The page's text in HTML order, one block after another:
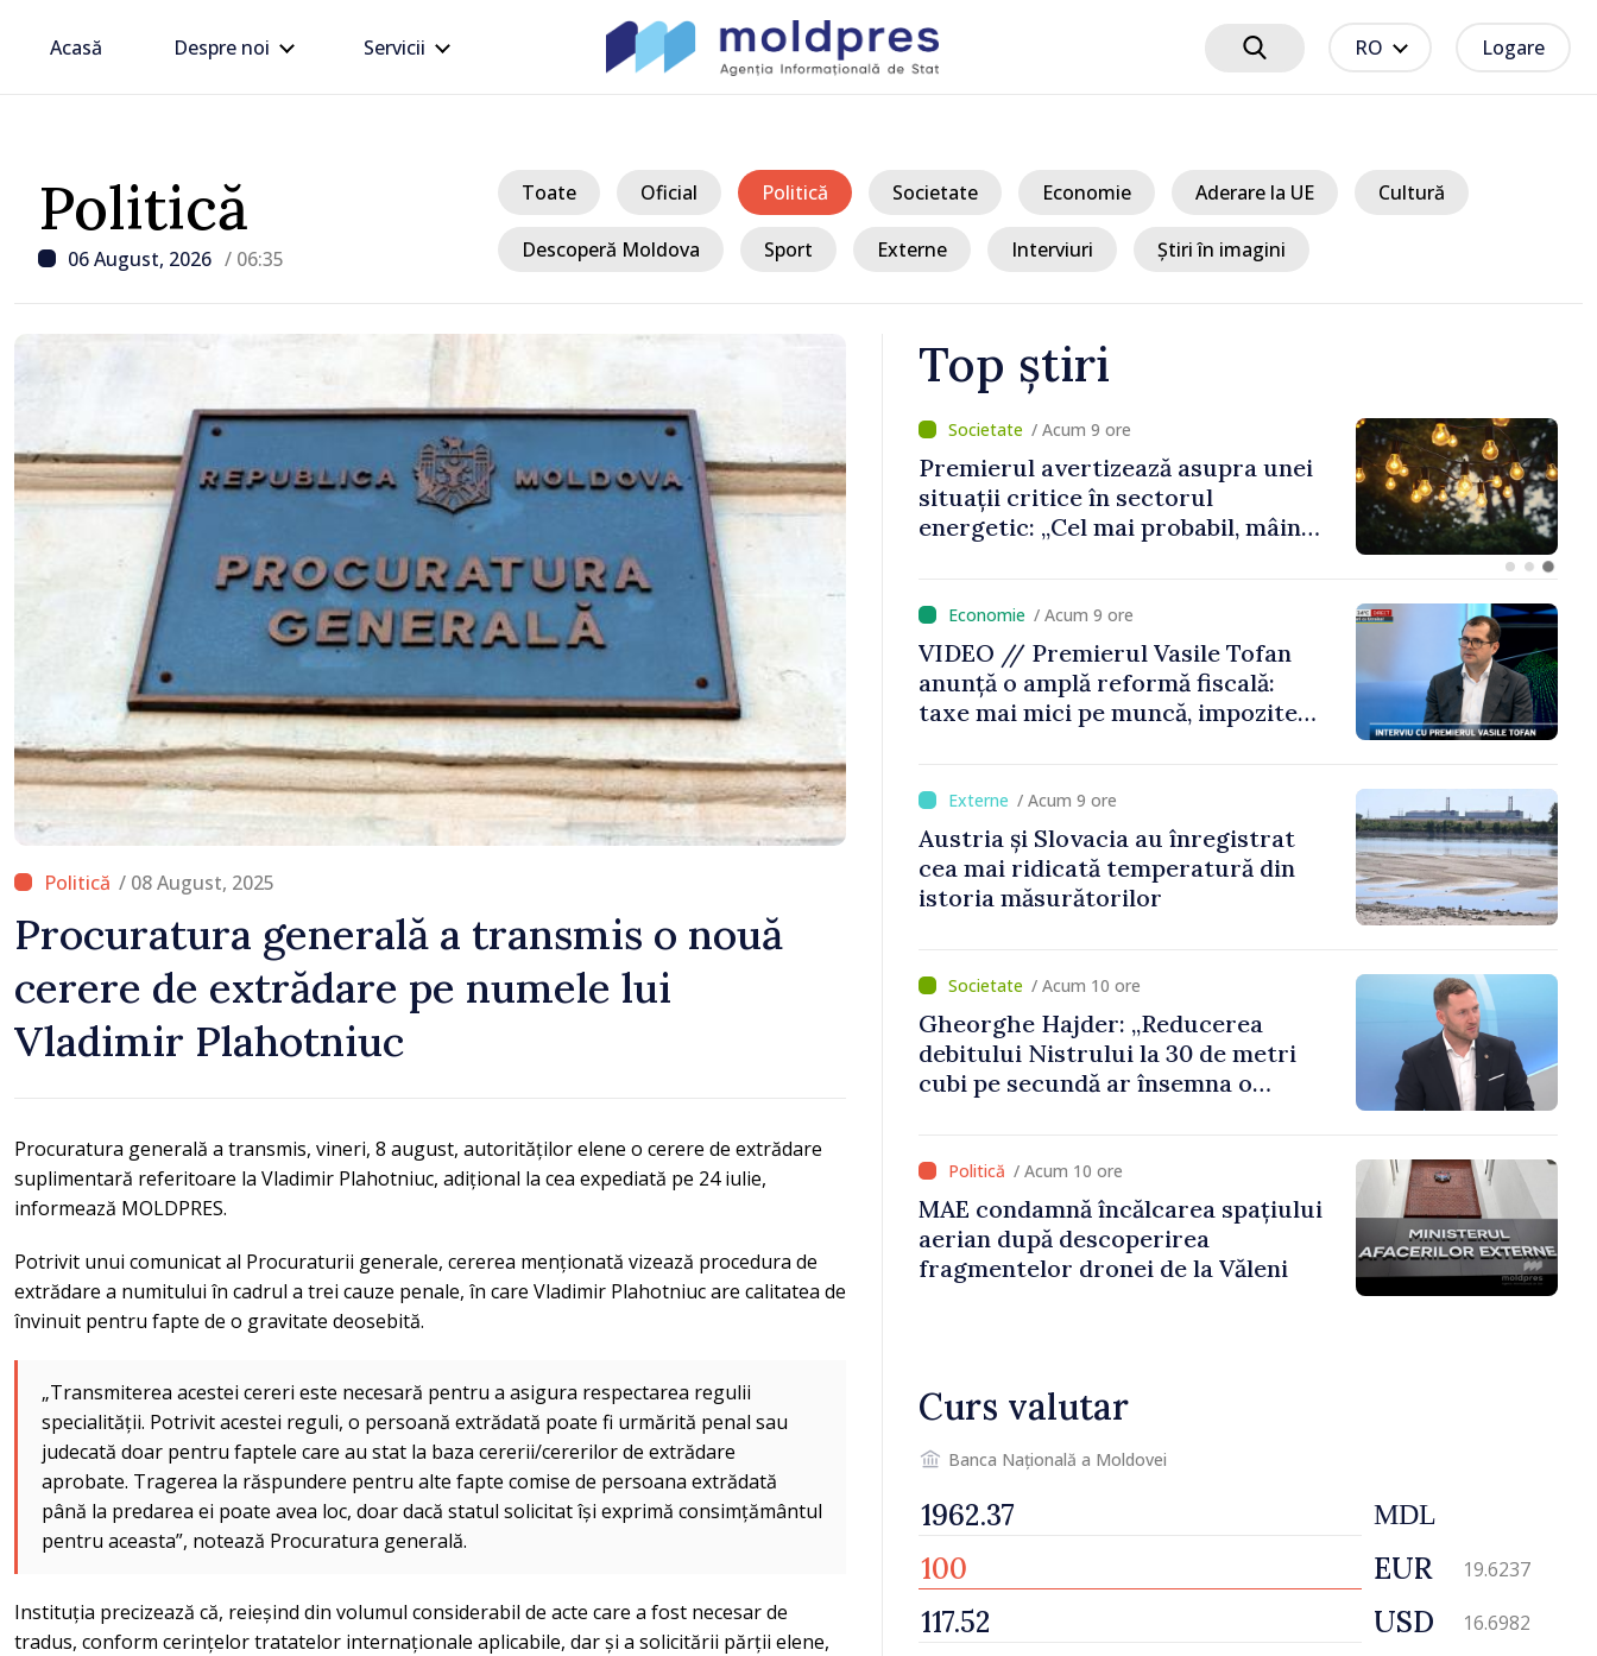
Acasă Despre noi Servicii RO Logare
Politică
06 August, 2026 / 06:35
Toate Oficial Politică Societate Economie Aderare la UE Cultură
Descoperă Moldova Sport Externe Interviuri Știri în imagini
/ 08 August, 2025
Procuratura generală a transmis o nouă
cerere de extrădare pe numele lui
Vladimir Plahotniuc
Procuratura generală a transmis, vineri, 8 august, autorităților elene o cerere de extrădare
suplimentară referitoare la Vladimir Plahotniuc, adițional la cea expediată pe 24 iulie,
informează MOLDPRES.
Potrivit unui comunicat al Procuraturii generale, cererea menționată vizează procedura de
extrădare a numitului în cadrul a trei cauze penale, în care Vladimir Plahotniuc are calitatea de
învinuit pentru fapte de o gravitate deosebită.
„Transmiterea acestei cereri este necesară pentru a asigura respectarea regulii
specialității. Potrivit acestei reguli, o persoană extrădată poate fi urmărită penal sau
judecată doar pentru faptele care au stat la baza cererii/cererilor de extrădare
aprobate. Tragerea la răspundere pentru alte fapte comise de persoana extrădată
până la predarea ei poate avea loc, doar dacă statul solicitat își exprimă consimțământul
pentru aceasta”, notează Procuratura generală.
Instituția precizează că, reieșind din volumul considerabil de acte care a fost necesar de
tradus, conform cerințelor tratatelor internaționale aplicabile, dar și a solicitării părții elene,
Top știri
/ Acum 8 ore
„Îmi asum mandatul până în 2029 și
voi schimba miniștrii care nu
livrează rezultate”, declară
premierul Vasile Tofan
/ Acum 9 ore
Premierul avertizează asupra unei
situații critice în sectorul
energetic: „Cel mai probabil, mâine
/ Acum 9 ore
VIDEO // Premierul Vasile Tofan
anunță o amplă reformă fiscală:
taxe mai mici pe muncă, impozite
/ Acum 9 ore
Austria și Slovacia au înregistrat
cea mai ridicată temperatură din
istoria măsurătorilor
/ Acum 10 ore
Gheorghe Hajder: „Reducerea
debitului Nistrului la 30 de metri
cubi pe secundă ar însemna o
/ Acum 10 ore
MAE condamnă încălcarea spațiului
aerian după descoperirea
fragmentelor dronei de la Văleni
Curs valutar
Banca Națională a Moldovei
MDL
EUR 19.6237
USD 16.6982